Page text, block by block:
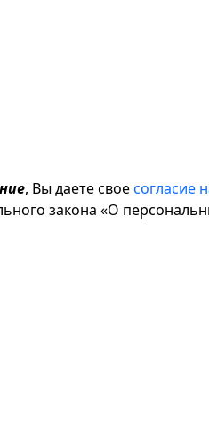
, Вы даете своесогласие
закона «О